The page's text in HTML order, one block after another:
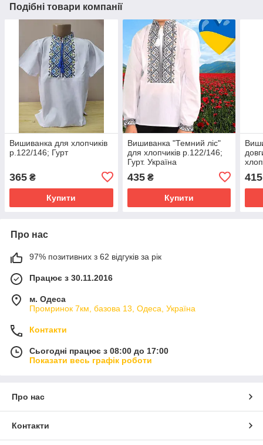
Подібні товари компанії
Вишиванка для хлопчиків
р.122/146; Гурт
365 ₴
Купити
Вишиванка "Темний ліс"
для хлопчиків р.122/146;
Гурт. Україна
435₴
Купити
415
Про нас
97% позитивних з 62 відгуків за рік
Працює з 30.11.2016
м. Одеса
Промринок 7км, базова 13, Одеса, Україна
Контакти
Сьогодні працює з 08:00 до 17:00
Показати весь графік роботи
Про нас
Контакти